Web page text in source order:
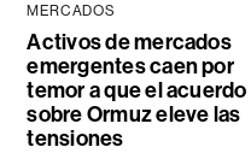
MERCADOS
Activos de mercados
emergentes caen por
temor a que el acuerdo
sobre Ormuz eleve las
tensiones